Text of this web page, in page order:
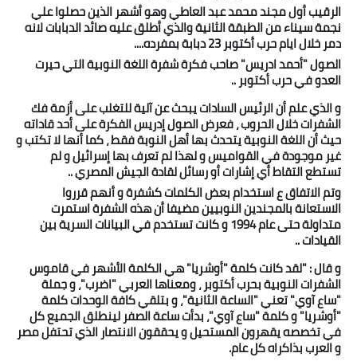
صحة
البوابة التعليمية
اقتصاد
المرأة والطفل
حكاية صورة
ثقافة
بداية tv
حوادث
الرقيب أول مجند محمد عبد العاطي وهو أشهر الذين حصلوا علي
نجمة سيناء من الطبقة الثانية والذي أطلق عليه صائد الدبابات لانه
دمر خلال ايام حرب أكتوبر 23 دبابة بمفرده....
الصول "أحمد ادريس" صاحب فكرة شفرة اللغة النوبية التي حيرت
العدو في حرب أكتوبر ..
و الذي علم أن الرئيس السادات يبحث عن آلية للتغلب على أزمة فك
الشفرات خلال الحروب ، فعرض الصول إدريس الفكرة على أحد قاداته
حيث أن اللغة النوبية يتحدث بها أهل النوبة فقط ، كما أنها لا تكتب و
غير موجودة في القواميس و لهذا لم تعرف بها إسرائيل و لم
تستطع التقاط أي إشارات أو رسائل لقادة الجيش المصري ..
وتم الاتفاق ع استخدام بعض الكلمات كشفرة و أنهم قرروا
الاستعانة بالمجندين النوبيين مضيفا أن هذه الشفرة استمرت
متداولة حتى عام 1994 و كانت تستخدم في البيانات السرية بين
القيادات ..
و قال : "لقد كانت كلمة "أوشريا" هي الكلمة الأشهر في قاموس
الشفرات النوبية بحرب أكتوبر ، ومعناها العربي "اضرب"، و جملة
"ساع آوي" تعني "الساعة الثانية"، و بتلقي كافة الوحدات كلمة
"أوشريا" و كلمة "ساع آوي"، بدأت ساعة الصفر لينطلق الجميع كل
في تخصصه يقهرون المستحيل و يحققون الانتصار الذي تحتفل مصر
و العرب بذاكراه كل عام.